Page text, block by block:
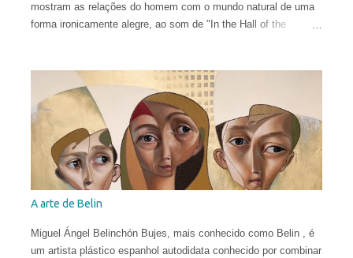
mostram as relações do homem com o mundo natural de uma
forma ironicamente alegre, ao som de "In the Hall of the
A arte de Belin
Miguel Ángel Belinchón Bujes, mais conhecido como Belin , é
um artista plástico espanhol autodidata conhecido por combinar